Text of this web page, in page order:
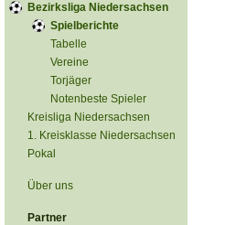
Bezirksliga Niedersachsen
Spielberichte
Tabelle
Vereine
Torjäger
Notenbeste Spieler
Kreisliga Niedersachsen
1. Kreisklasse Niedersachsen
Pokal
Über uns
Partner